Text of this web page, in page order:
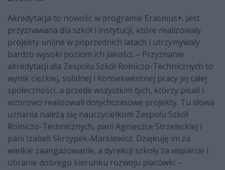
Akredytacja to nowość w programie Erasmus+. Jest
przyznawana dla szkół i instytucji, które realizowały
projekty unijne w poprzednich latach i utrzymywały
bardzo wysoki poziom ich jakości. – Przyznanie
akredytacji dla Zespołu Szkół Rolniczo-Technicznych to
wynik ciężkiej, solidnej i konsekwentnej pracy jej całej
społeczności, a przede wszystkim tych, którzy pisali i
wzorowo realizowali dotychczasowe projekty. Tu słowa
uznania należą się nauczycielkom Zespołu Szkół
Rolniczo-Technicznych, pani Agnieszce Strzeleckiej i
pani Izabeli Skrzypek-Markiewicz. Dziękuję im za
wielkie zaangażowanie, a dyrekcji szkoły za wsparcie i
obranie dobrego kierunku rozwoju placówki –